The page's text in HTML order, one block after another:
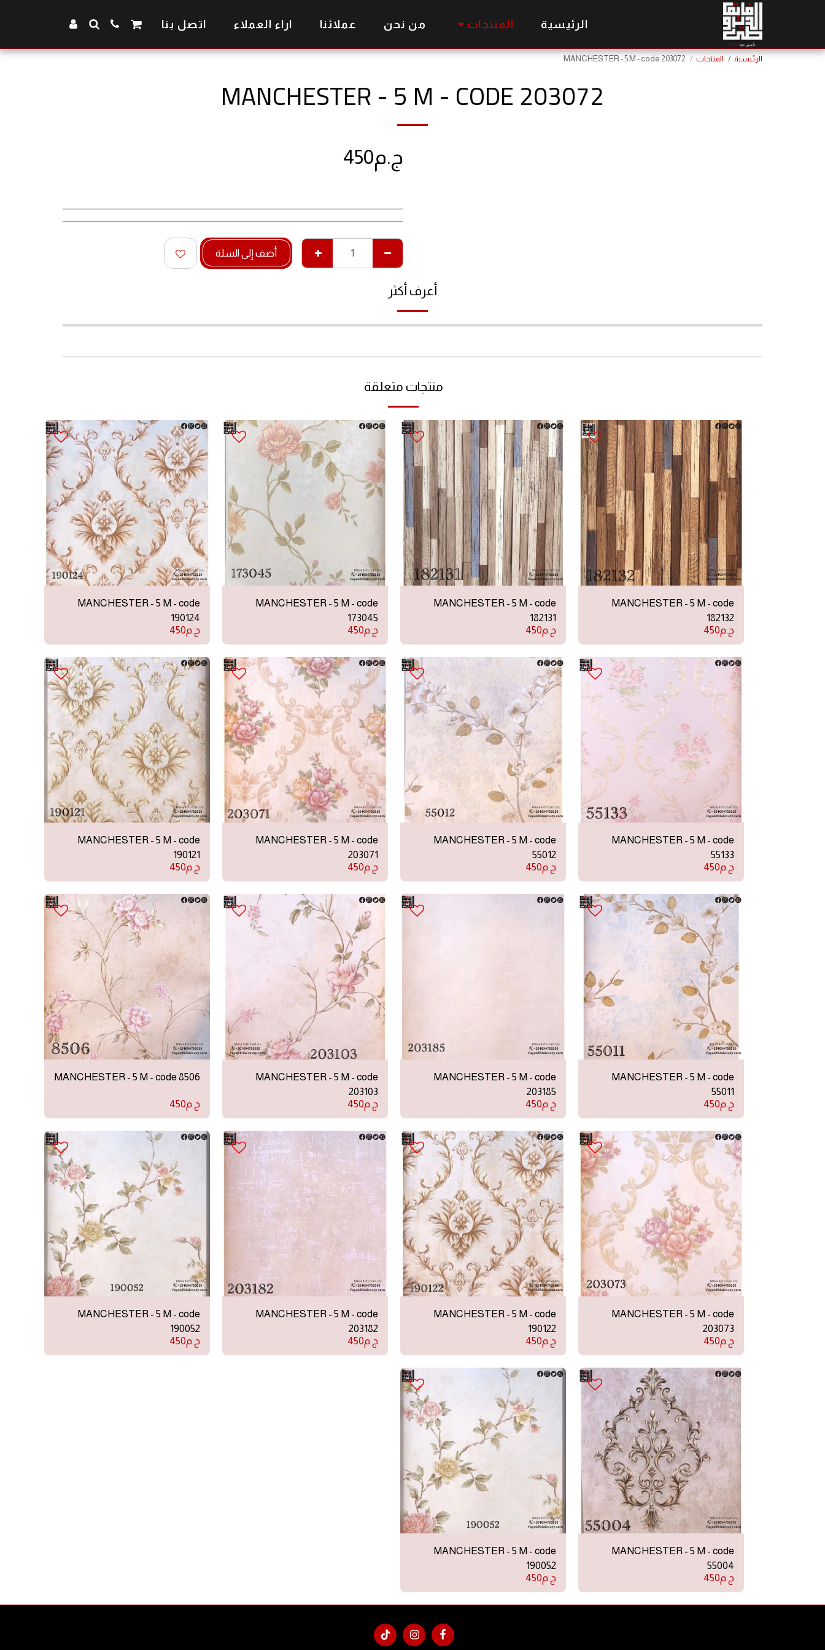
الرئيسية المنتجات من نحن عملائنا اراء العملاء اتصل بنا
الرئيسية المنتجات MANCHESTER - 5 M - code 203072
MANCHESTER - 5 M - CODE 203072
ج.م450
أضف إلى السلة
أعرف أكثر
منتجات متعلقة
MANCHESTER - 5 M - code
182132
ج.م450
MANCHESTER - 5 M - code
182131
ج.م450
MANCHESTER - 5 M - code
173045
ج.م450
MANCHESTER - 5 M - code
190124
ج.م450
MANCHESTER - 5 M - code
55133
ج.م450
MANCHESTER - 5 M - code
55012
ج.م450
MANCHESTER - 5 M - code
203071
ج.م450
MANCHESTER - 5 M - code
190121
ج.م450
MANCHESTER - 5 M - code
55011
ج.م450
MANCHESTER - 5 M - code
203185
ج.م450
MANCHESTER - 5 M - code
203103
ج.م450
MANCHESTER - 5 M - code 8506
ج.م450
MANCHESTER - 5 M - code
203073
ج.م450
MANCHESTER - 5 M - code
190122
ج.م450
MANCHESTER - 5 M - code
203182
ج.م450
MANCHESTER - 5 M - code
190052
ج.م450
MANCHESTER - 5 M - code
55004
ج.م450
MANCHESTER - 5 M - code
190052
ج.م450